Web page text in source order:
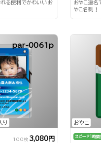
れる便利でかわいいお
おやこ連名
やこ名刺！
り
par-0061p
100枚 3,080円
おやこ
スピード1時間